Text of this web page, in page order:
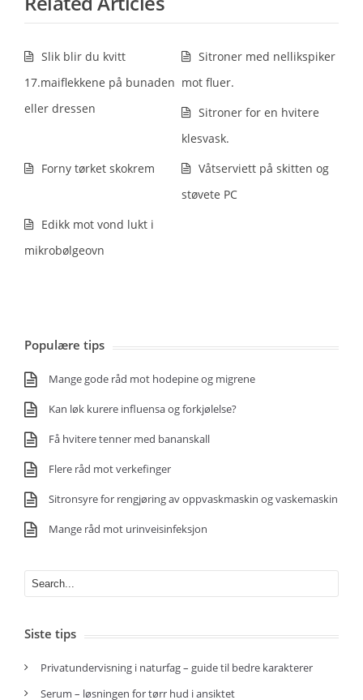
Slik blir du kvitt
17.maiflekkene på bunaden
eller dressen
Sitroner med nellikspiker
mot fluer.
Sitroner for en hvitere
klesvask.
Forny tørket skokrem
Våtserviett på skitten og
støvete PC
Edikk mot vond lukt i
mikrobølgeovn
Populære tips
Mange gode råd mot hodepine og migrene
Kan løk kurere influensa og forkjølelse?
Få hvitere tenner med bananskall
Flere råd mot verkefinger
Sitronsyre for rengjøring av oppvaskmaskin og vaskemaskin
Mange råd mot urinveisinfeksjon
Siste tips
Privatundervisning i naturfag – guide til bedre karakterer
Serum – løsningen for tørr hud i ansiktet